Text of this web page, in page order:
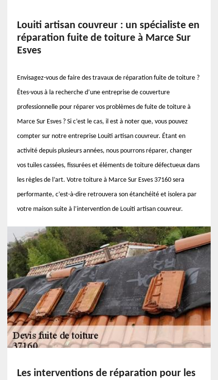
Louiti artisan couvreur : un spécialiste en
réparation fuite de toiture à Marce Sur
Esves
Envisagez-vous de faire des travaux de réparation fuite de toiture ?
Êtes-vous à la recherche d’une entreprise de couverture
professionnelle pour réparer vos problèmes de fuite de toiture à
Marce Sur Esves ? Si c’est le cas, il est à noter que, vous pouvez
compter sur notre entreprise Louiti artisan couvreur. Étant en
activité depuis plusieurs années, nous pourrons réparer, changer
vos tuiles cassées, fissurées et éléments de toiture défectueux dans
les règles de l’art. Votre toiture à Marce Sur Esves 37160 sera
performante, c’est-à-dire retrouvera son étanchéité et isolera par
votre maison suite à l’intervention de Louiti artisan couvreur.
Les interventions de réparation pour les